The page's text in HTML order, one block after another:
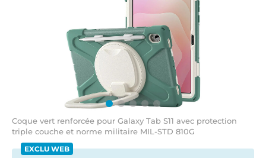
Coque vert renforcée pour Galaxy Tab S11 avec protection
triple couche et norme militaire MIL-STD 810G
EXCLU WEB